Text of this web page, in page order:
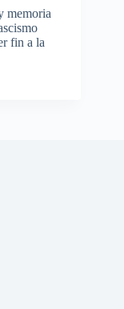
memoria
fin a la